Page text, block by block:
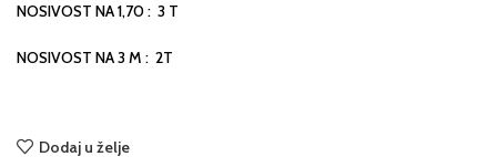
NOSIVOST NA 1,70 : 3 T
NOSIVOST NA 3 M : 2T
Dodaj u želje